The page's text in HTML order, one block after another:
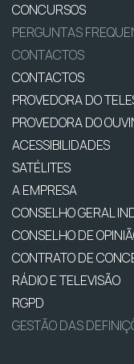
CONCURSOS
PERGUNTAS
CONTACTOS
CONTACTOS
PROVEDORA DO
PROVEDORA DO
ACESSIBILIDADES
SATÉLITES
A EMPRESA
CONSELHO GERAL
CONSELHO DE
CONTRATO DE
RÁDIO E TELEVISÃO
RGPD
GESTÃO DAS